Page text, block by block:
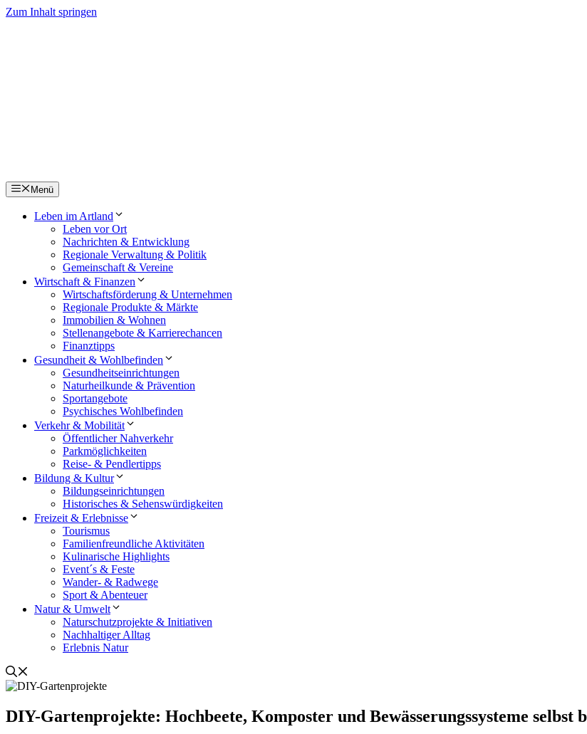
Zum Inhalt springen
Menü
Leben im Artland
Leben vor Ort
Nachrichten & Entwicklung
Regionale Verwaltung & Politik
Gemeinschaft & Vereine
Wirtschaft & Finanzen
Wirtschaftsförderung & Unternehmen
Regionale Produkte & Märkte
Immobilien & Wohnen
Stellenangebote & Karrierechancen
Finanztipps
Gesundheit & Wohlbefinden
Gesundheitseinrichtungen
Naturheilkunde & Prävention
Sportangebote
Psychisches Wohlbefinden
Verkehr & Mobilität
Öffentlicher Nahverkehr
Parkmöglichkeiten
Reise- & Pendlertipps
Bildung & Kultur
Bildungseinrichtungen
Historisches & Sehenswürdigkeiten
Freizeit & Erlebnisse
Tourismus
Familienfreundliche Aktivitäten
Kulinarische Highlights
Event´s & Feste
Wander- & Radwege
Sport & Abenteuer
Natur & Umwelt
Naturschutzprojekte & Initiativen
Nachhaltiger Alltag
Erlebnis Natur
DIY-Gartenprojekte: Hochbeete, Komposter und Bewässerungssysteme selbst